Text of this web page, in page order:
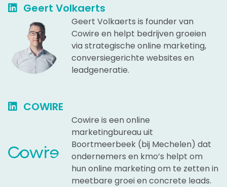
Geert Volkaerts
Geert Volkaerts is founder van
Cowire en helpt bedrijven groeien
via strategische online marketing,
conversiegerichte websites en
leadgeneratie.
COWIRE
Cowire is een online
marketingbureau uit
Boortmeerbeek (bij Mechelen) dat
ondernemers en kmo’s helpt om
hun online marketing om te zetten in
meetbare groei en concrete leads.